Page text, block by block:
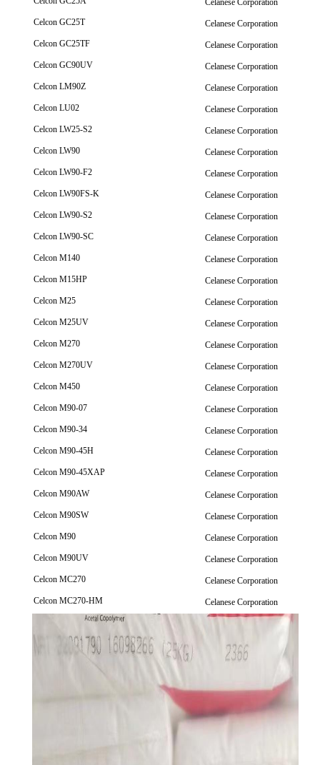
Celanese Corporation
Celcon GC25T
Celanese Corporation
Celcon GC25TF
Celanese Corporation
Celcon GC90UV
Celanese Corporation
Celcon LM90Z
Celanese Corporation
Celcon LU02
Celanese Corporation
Celcon LW25-S2
Celanese Corporation
Celcon LW90
Celanese Corporation
Celcon LW90-F2
Celanese Corporation
Celcon LW90FS-K
Celanese Corporation
Celcon LW90-S2
Celanese Corporation
Celcon LW90-SC
Celanese Corporation
Celcon M140
Celanese Corporation
Celcon M15HP
Celanese Corporation
Celcon M25
Celanese Corporation
Celcon M25UV
Celanese Corporation
Celcon M270
Celanese Corporation
Celcon M270UV
Celanese Corporation
Celcon M450
Celanese Corporation
Celcon M90-07
Celanese Corporation
Celcon M90-34
Celanese Corporation
Celcon M90-45H
Celanese Corporation
Celcon M90-45XAP
Celanese Corporation
Celcon M90AW
Celanese Corporation
Celcon M90SW
Celanese Corporation
Celcon M90
Celanese Corporation
Celcon M90UV
Celanese Corporation
Celcon MC270
Celanese Corporation
Celcon MC270-HM
Celanese Corporation